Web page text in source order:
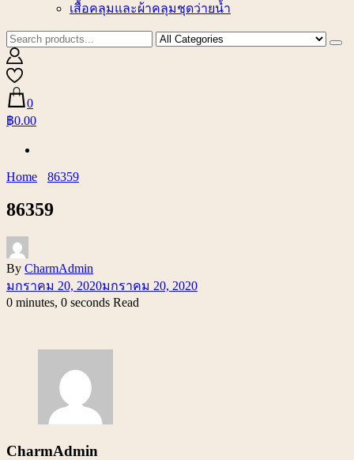
เสื้อคลุมและผ้าคลุมชุดว่ายน้ำ
0
฿0.00
Home 86359
86359
By CharmAdmin
มกราคม 20, 2020มกราคม 20, 2020
0 minutes, 0 seconds Read
CharmAdmin